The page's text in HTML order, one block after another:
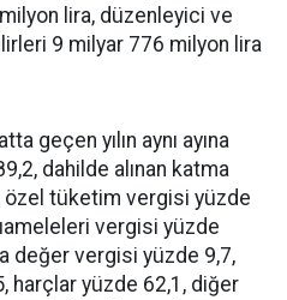
lira, düzenleyici ve
9 milyar 776 milyon lira
geçen yılın aynı ayına
dahilde alınan katma
tüketim vergisi yüzde
vergisi yüzde
değer vergisi yüzde 9,7,
harçlar yüzde 62,1, diğer